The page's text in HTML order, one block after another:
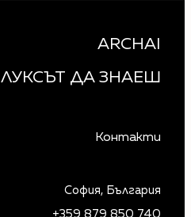
ARCHAI
ЛУКСЪТ ДА ЗНАЕШ
Контакти
София, България
+359 879 850 740